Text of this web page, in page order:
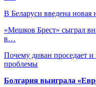
В Беларуси введена новая
«Мешков Брест» сыграл
в…
Почему диван проседает и
проблемы
Болгария выиграла